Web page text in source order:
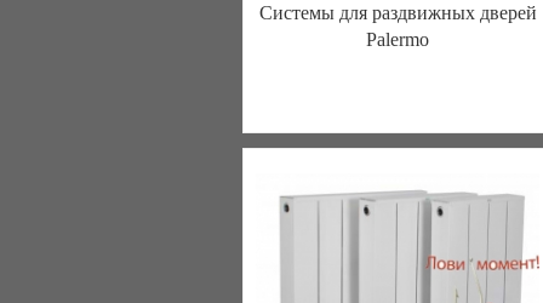
Системы для раздвижных дверей
Palermo
+38066 1588819